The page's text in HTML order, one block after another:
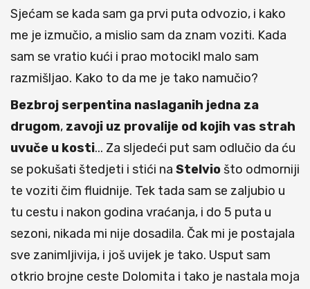
Sjećam se kada sam ga prvi puta odvozio, i kako
me je izmučio, a mislio sam da znam voziti. Kada
sam se vratio kući i prao motocikl malo sam
razmišljao. Kako to da me je tako namučio?
Bezbroj serpentina naslaganih jedna za
drugom, zavoji uz provalije od kojih vas strah
uvuče u kosti... Za sljedeći put sam odlučio da ću
se pokušati štedjeti i stići na Stelvio što odmorniji
te voziti čim fluidnije. Tek tada sam se zaljubio u
tu cestu i nakon godina vraćanja, i do 5 puta u
sezoni, nikada mi nije dosadila. Čak mi je postajala
sve zanimljivija, i još uvijek je tako. Usput sam
otkrio brojne ceste Dolomita i tako je nastala moja